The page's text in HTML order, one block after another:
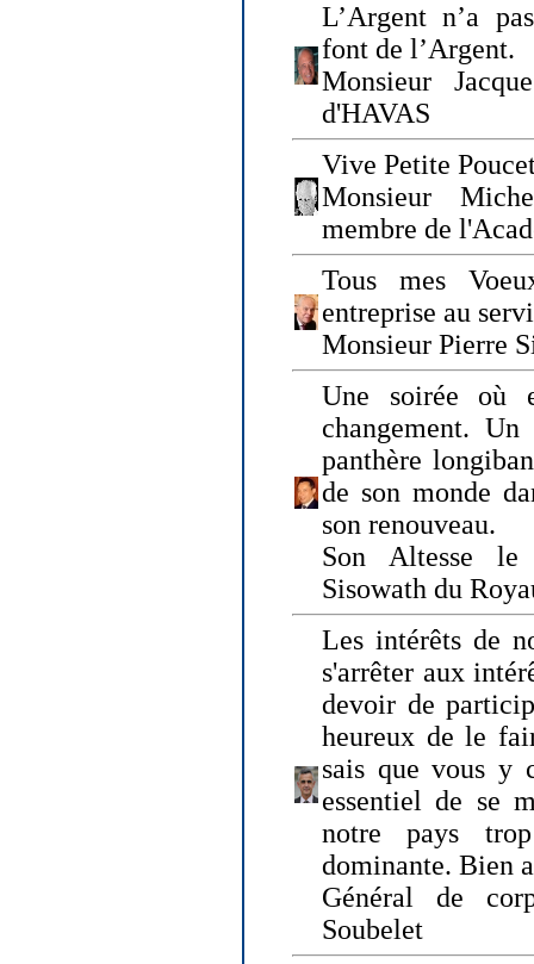
L’Argent n’a
font de l’Argent.
Monsieur
d'HAVAS
Vive Petite
Monsieur
membre de
Tous mes
entreprise au
Monsieur Pierre
Une soirée où
changement.
panthère
de son monde
son renouveau.
Son Altesse le
Sisowath du
Les intérêts de
s'arrêter aux
devoir de
heureux de le
sais que vous y
essentiel de se
notre pays
dominante. Bien
Général de
Soubelet